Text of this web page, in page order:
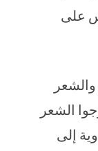
على
الشعر
إلى